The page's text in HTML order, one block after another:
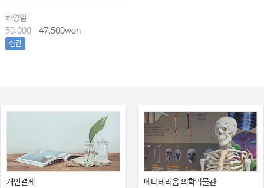
하영일
50,000
47,500won
신간
개인결제 메디테리움 의학박물관